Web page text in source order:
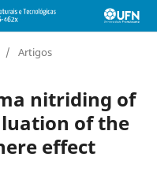
/ Artigos
nitriding of
of the
effect